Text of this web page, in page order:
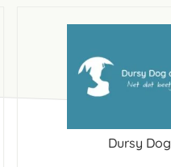
Dursy Dog